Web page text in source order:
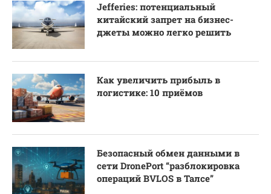
Jefferies: потенциальный
китайский запрет на бизнес-
джеты можно легко решить
Как увеличить прибыль в
логистике: 10 приёмов
Безопасный обмен данными в
сети DronePort “разблокировка
операций BVLOS в Талсе”